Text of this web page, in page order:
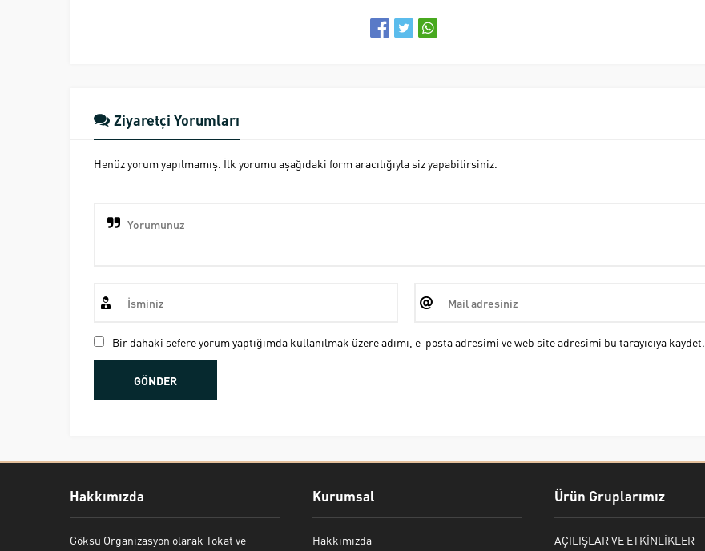
Ziyaretçi Yorumları
Henüz yorum yapılmamış. İlk yorumu aşağıdaki form aracılığıyla siz yapabilirsiniz.
Bir dahaki sefere yorum yaptığımda kullanılmak üzere adımı, e-posta adresimi ve web site adresimi bu tarayıcıya kaydet.
Hakkımızda
Göksu Organizasyon olarak Tokat ve
Kurumsal
Hakkımızda
Ürün Gruplarımız
AÇILIŞLAR VE ETKİNLİKLER
Bekir Kiper